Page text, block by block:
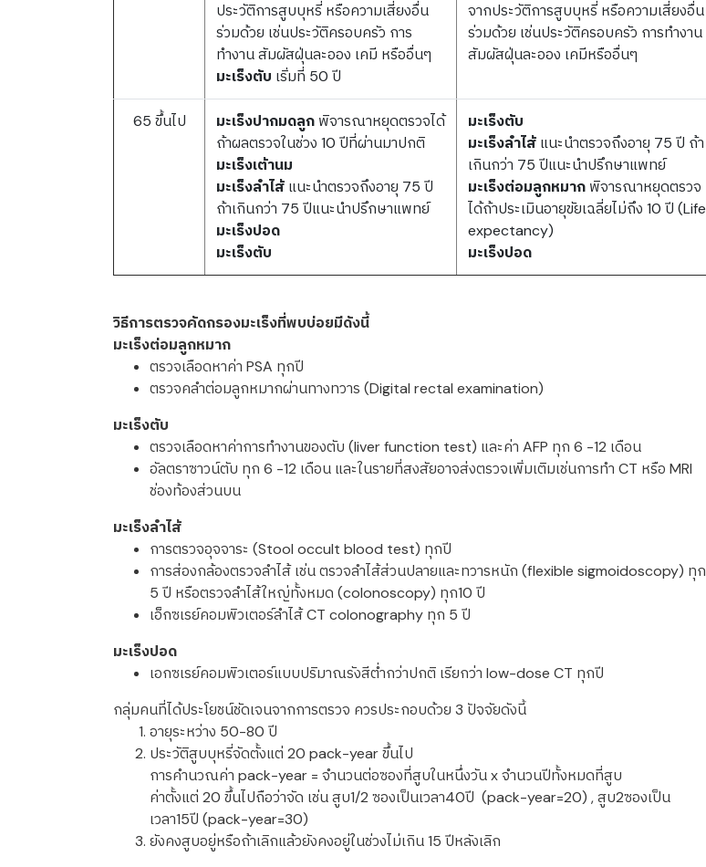
ประวัติการสูบบุหรี่ หรือความเสี่ยงอื่น
ร่วมด้วย เช่นประวัติครอบครัว การ
ทำงาน สัมผัสฝุ่นละออง เคมี หรืออื่นๆ
มะเร็งตับ เริ่มที่ 50 ปี
จากประวัติการสูบบุหรี่ หรือความเสี่ยงอื่น
ร่วมด้วย เช่นประวัติครอบครัว การทำงาน
สัมผัสฝุ่นละออง เคมีหรืออื่นๆ
65 ขึ้นไป มะเร็งปากมดลูก พิจารณาหยุดตรวจได้
ถ้าผลตรวจในช่วง 10 ปีที่ผ่านมาปกติ
มะเร็งเต้านม
มะเร็งลำไส้ แนะนำตรวจถึงอายุ 75 ปี
ถ้าเกินกว่า 75 ปีแนะนำปรึกษาแพทย์
มะเร็งปอด
มะเร็งตับ
มะเร็งตับ
มะเร็งลำไส้ แนะนำตรวจถึงอายุ 75 ปี ถ้า
เกินกว่า 75 ปีแนะนำปรึกษาแพทย์
มะเร็งต่อมลูกหมาก พิจารณาหยุดตรวจ
ได้ถ้าประเมินอายุขัยเฉลี่ยไม่ถึง 10 ปี (Life
expectancy)
มะเร็งปอด
วิธีการตรวจคัดกรองมะเร็งที่พบบ่อยมีดังนี้
มะเร็งต่อมลูกหมาก
ตรวจเลือดหาค่า PSA ทุกปี
ตรวจคลำต่อมลูกหมากผ่านทางทวาร (Digital rectal examination)
มะเร็งตับ
ตรวจเลือดหาค่าการทำงานของตับ (liver function test) และค่า AFP ทุก 6 -12 เดือน
อัลตราซาวน์ตับ ทุก 6 -12 เดือน และในรายที่สงสัยอาจส่งตรวจเพิ่มเติมเช่นการทำ CT หรือ MRI
ช่องท้องส่วนบน
มะเร็งลำไส้
การตรวจอุจจาระ (Stool occult blood test) ทุกปี
การส่องกล้องตรวจลำไส้ เช่น ตรวจลำไส้ส่วนปลายและทวารหนัก (flexible sigmoidoscopy) ทุก
5 ปี หรือตรวจลำไส้ใหญ่ทั้งหมด (colonoscopy) ทุก10 ปี
เอ็กซเรย์คอมพิวเตอร์ลำไส้ CT colonography ทุก 5 ปี
มะเร็งปอด
เอกซเรย์คอมพิวเตอร์แบบปริมาณรังสีต่ำกว่าปกติ เรียกว่า low-dose CT ทุกปี
กลุ่มคนที่ได้ประโยชน์ชัดเจนจากการตรวจ ควรประกอบด้วย 3 ปัจจัยดังนี้
อายุระหว่าง 50-80 ปี
ประวัติสูบบุหรี่จัดตั้งแต่ 20 pack-year ขึ้นไป
การคำนวณค่า pack-year = จำนวนต่อซองที่สูบในหนึ่งวัน x จำนวนปีทั้งหมดที่สูบ
ค่าตั้งแต่ 20 ขึ้นไปถือว่าจัด เช่น สูบ1/2 ซองเป็นเวลา40ปี (pack-year=20) , สูบ2ซองเป็น
เวลา15ปี (pack-year=30)
ยังคงสูบอยู่หรือถ้าเลิกแล้วยังคงอยู่ในช่วงไม่เกิน 15 ปีหลังเลิก